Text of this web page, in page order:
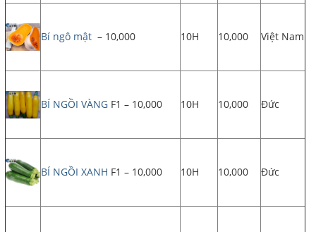
Bí ngô mật – 10,000 10H 10,000 Việt Nam
BÍ NGỒI VÀNG F1 – 10,000 10H 10,000 Đức
BÍ NGỒI XANH F1 – 10,000 10H 10,000 Đức